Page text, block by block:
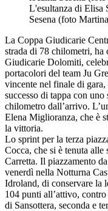
L'esultanza di Elisa
Sesena (foto
La Coppa Giudicarie
strada di 78 chilometri,
Giudicarie Dolomiti,
portacolori del team Ju
vincente nel finale di
successo di tappa con uno
chilometro dall’arrivo.
Elena Miglioranza, che è
la vittoria.
Lo sprint per la terza
Cocca, che si è tenuta
Carretta. Il piazzamento
venerdì nella Notturna
Idroland, di conservare la
104 punti all’attivo,
di Sansottera, seconda e